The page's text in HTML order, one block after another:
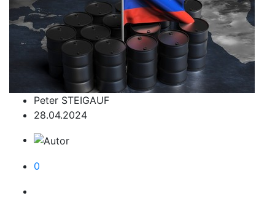
Peter STEIGAUF
28.04.2024
0